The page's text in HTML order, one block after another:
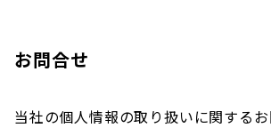
お問合せ
当社の個人情報の取り扱いに関する